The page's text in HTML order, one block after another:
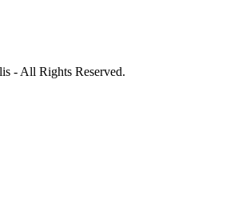
- All Rights Reserved.